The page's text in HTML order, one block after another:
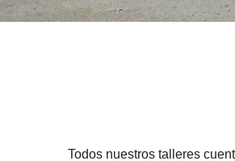
Todos nuestros talleres